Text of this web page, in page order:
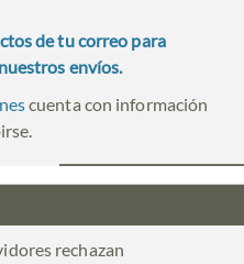
de tu correo para
envíos.
cuenta con información
rechazan